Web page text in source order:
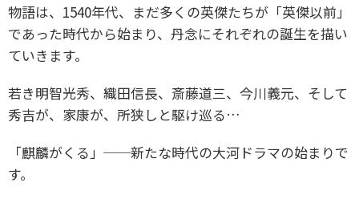
物語は、1540年代、まだ多くの英傑たちが「英傑以前」
であった時代から始まり、丹念にそれぞれの誕生を描い
ていきます。
若き明智光秀、織田信長、斎藤道三、今川義元、そして
秀吉が、家康が、所狭しと駆け巡る…
「麒麟がくる」──新たな時代の大河ドラマの始まりで
す。